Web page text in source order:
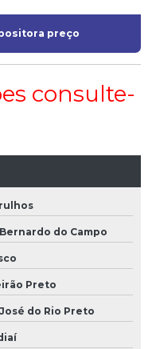
preço
consulte-
do Campo
Preto
do Rio Preto